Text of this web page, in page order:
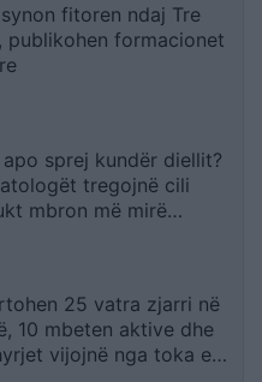
fitoren ndaj Tre
publikohen formacionet
apo sprej kundër diellit?
tregojnë cili
mbron më mirë
25 vatra zjarri në
10 mbeten aktive dhe
vijojnë nga toka e